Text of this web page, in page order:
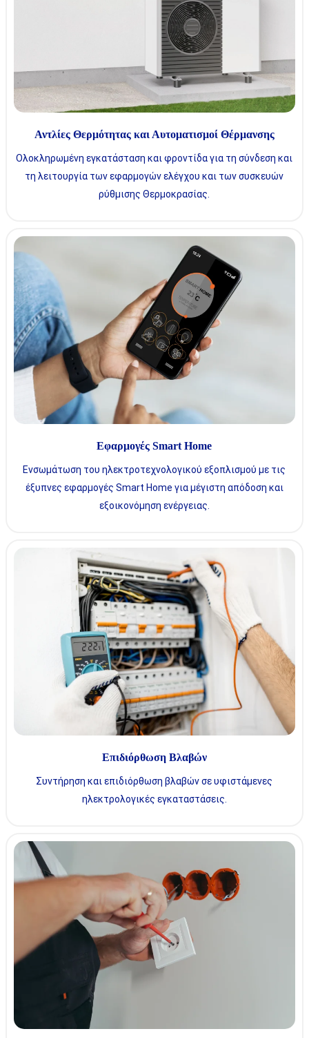
Αντλίες Θερμότητας και Αυτοματισμοί Θέρμανσης
Ολοκληρωμένη εγκατάσταση και φροντίδα για τη σύνδεση και
τη λειτουργία των εφαρμογών ελέγχου και των συσκευών
ρύθμισης Θερμοκρασίας.
Εφαρμογές Smart Home
Ενσωμάτωση του ηλεκτροτεχνολογικού εξοπλισμού με τις
έξυπνες εφαρμογές Smart Home για μέγιστη απόδοση και
εξοικονόμηση ενέργειας.
Επιδιόρθωση Βλαβών
Συντήρηση και επιδιόρθωση βλαβών σε υφιστάμενες
ηλεκτρολογικές εγκαταστάσεις.